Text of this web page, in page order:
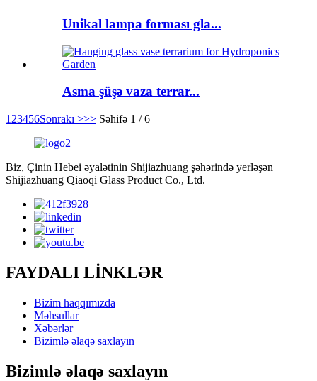
Unikal lampa forması gla...
Asma şüşə vaza terrar...
1 23456Sonrakı >>> Səhifə 1 / 6
Biz, Çinin Hebei əyalətinin Shijiazhuang şəhərində yerləşən
Shijiazhuang Qiaoqi Glass Product Co., Ltd.
FAYDALI LİNKLƏR
Bizim haqqımızda
Məhsullar
Xəbərlər
Bizimlə əlaqə saxlayın
Bizimlə əlaqə saxlayın